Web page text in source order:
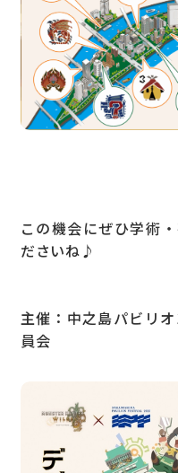
この機会にぜひ学術
ださいね♪
主催：中之島パビリ
員会